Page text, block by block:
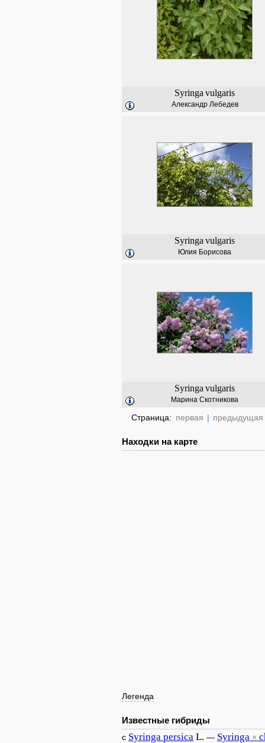
Syringa vulgaris
Александр Лебедев
Syringa vulgaris
Юлия Борисова
Syringa vulgaris
Марина Скотникова
Страница: первая | предыдущая
Находки на карте
Легенда
Известные гибриды
с Syringa persica L. — Syringa ×